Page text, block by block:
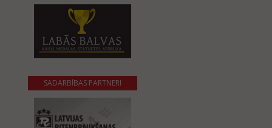
SADARBĪBAS PARTNERI